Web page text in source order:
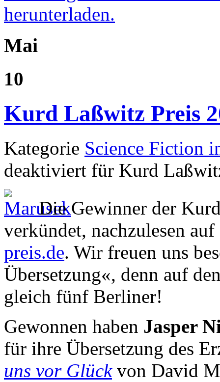
herunterladen.
Mai
10
Kurd Laßwitz Preis
Kategorie Science Fiction
deaktiviert für Kurd
Die Gewinner der
verkündet, nachzulesen
preis.de. Wir freuen uns
Übersetzung«, denn auf
gleich fünf Berliner!
Gewonnen haben Jasper
für ihre Übersetzung des
uns vor Glückvon David